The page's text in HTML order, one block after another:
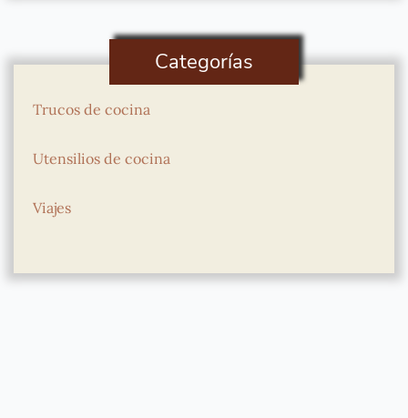
Categorías
Trucos de cocina
Utensilios de cocina
Viajes